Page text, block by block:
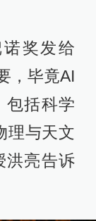
奖发给
，毕竟AI
包括科学
理与天文
洪亮告诉